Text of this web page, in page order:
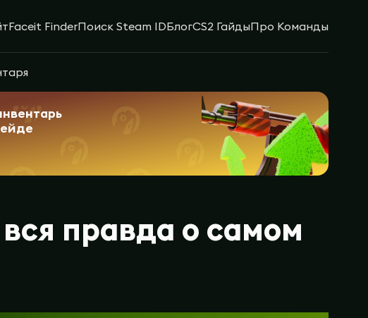
Faceit FinderПоиск Steam IDБлогCS2 ГайдыПро Команды
правда о самом